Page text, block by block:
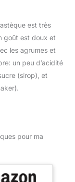
est très
goût est doux et
les agrumes et
un peu d’acidité
(sirop), et
pour ma